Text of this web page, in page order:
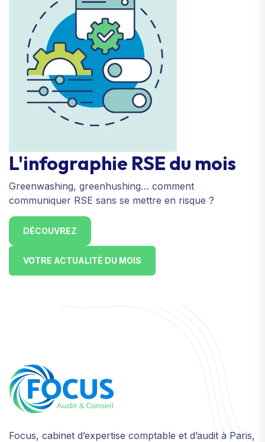
L'infographie RSE du mois
Greenwashing, greenhushing… comment
communiquer RSE sans se mettre en risque ?
DÉCOUVREZ
VOTRE ACTUALITÉ DU MOIS
Focus, cabinet d’expertise comptable et d’audit à Paris,